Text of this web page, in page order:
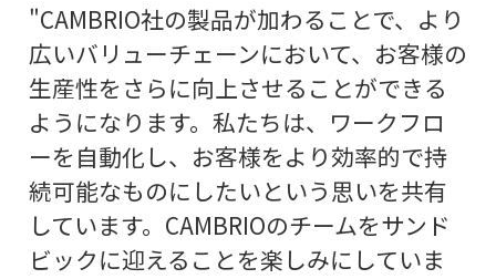
"CAMBRIO社の製品が加わることで、より
広いバリューチェーンにおいて、お客様の
生産性をさらに向上させることができる
ようになります。私たちは、ワークフロ
ーを自動化し、お客様をより効率的で持
続可能なものにしたいという思いを共有
しています。CAMBRIOのチームをサンド
ビックに迎えることを楽しみにしていま